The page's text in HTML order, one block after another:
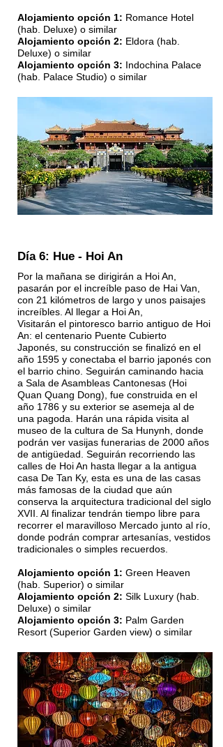
Alojamiento opción 1: Romance Hotel
(hab. Deluxe) o similar
Alojamiento opción 2: Eldora (hab.
Deluxe) o similar
Alojamiento opción 3: Indochina Palace
(hab. Palace Studio) o similar
Día 6: Hue - Hoi An
Por la mañana se dirigirán a Hoi An,
pasarán por el increíble paso de Hai Van,
con 21 kilómetros de largo y unos paisajes
increíbles. Al llegar a Hoi An,
Visitarán el pintoresco barrio antiguo de Hoi
An: el centenario Puente Cubierto
Japonés, su construcción se finalizó en el
año 1595 y conectaba el barrio japonés con
el barrio chino. Seguirán caminando hacia
a Sala de Asambleas Cantonesas (Hoi
Quan Quang Dong), fue construida en el
año 1786 y su exterior se asemeja al de
una pagoda. Harán una rápida visita al
museo de la cultura de Sa Hunynh, donde
podrán ver vasijas funerarias de 2000 años
de antigüedad. Seguirán recorriendo las
calles de Hoi An hasta llegar a la antigua
casa De Tan Ky, esta es una de las casas
más famosas de la ciudad que aún
conserva la arquitectura tradicional del siglo
XVII. Al finalizar tendrán tiempo libre para
recorrer el maravilloso Mercado junto al río,
donde podrán comprar artesanías, vestidos
tradicionales o simples recuerdos.
Alojamiento opción 1: Green Heaven
(hab. Superior) o similar
Alojamiento opción 2: Silk Luxury (hab.
Deluxe) o similar
Alojamiento opción 3: Palm Garden
Resort (Superior Garden view) o similar